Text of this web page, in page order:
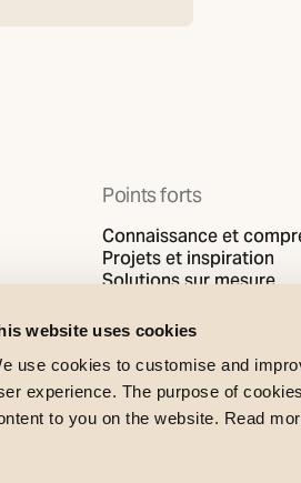
website uses cookies
use cookies to customise and
experience. The purpose of
to you on the website. Read
Points forts
Connaissance et
Projets et inspiration
Solutions sur mesure